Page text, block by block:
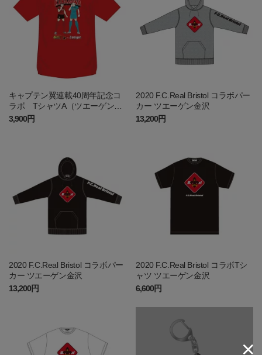
キャプテン翼連載40周年記念コ
ラボ TシャツA（ツエーゲン金
沢）
3,900円
2020 F.C.Real Bristol コラボパー
カー ツエーゲン金沢
13,200円
2020 F.C.Real Bristol コラボパー
カー ツエーゲン金沢
13,200円
2020 F.C.Real Bristol コラボTシ
ャツ ツエーゲン金沢
6,600円